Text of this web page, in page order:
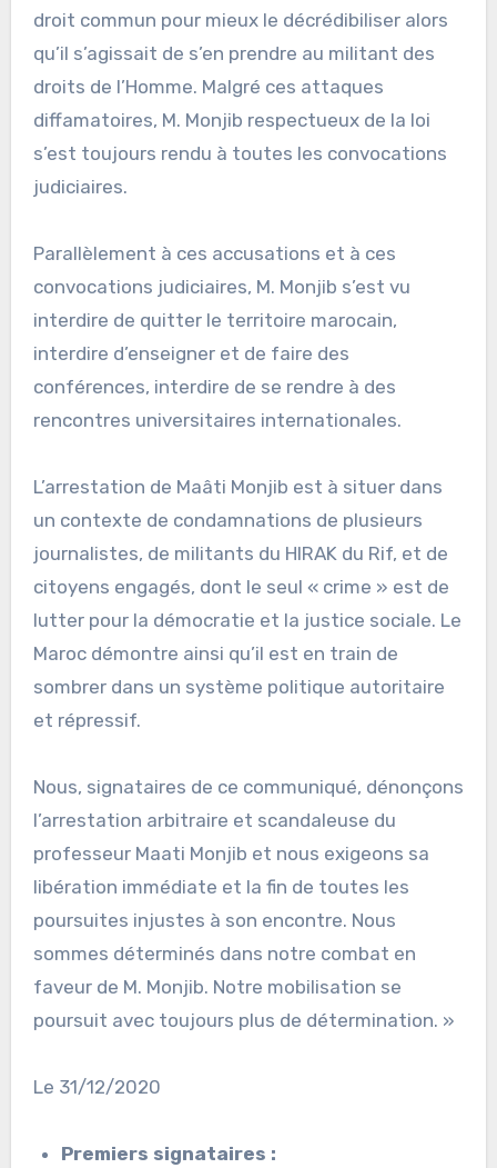
droit commun pour mieux le décrédibiliser alors
qu’il s’agissait de s’en prendre au militant des
droits de l’Homme. Malgré ces attaques
diffamatoires, M. Monjib respectueux de la loi
s’est toujours rendu à toutes les convocations
judiciaires.
Parallèlement à ces accusations et à ces
convocations judiciaires, M. Monjib s’est vu
interdire de quitter le territoire marocain,
interdire d’enseigner et de faire des
conférences, interdire de se rendre à des
rencontres universitaires internationales.
L’arrestation de Maâti Monjib est à situer dans
un contexte de condamnations de plusieurs
journalistes, de militants du HIRAK du Rif, et de
citoyens engagés, dont le seul « crime » est de
lutter pour la démocratie et la justice sociale. Le
Maroc démontre ainsi qu’il est en train de
sombrer dans un système politique autoritaire
et répressif.
Nous, signataires de ce communiqué, dénonçons
l’arrestation arbitraire et scandaleuse du
professeur Maati Monjib et nous exigeons sa
libération immédiate et la fin de toutes les
poursuites injustes à son encontre. Nous
sommes déterminés dans notre combat en
faveur de M. Monjib. Notre mobilisation se
poursuit avec toujours plus de détermination. »
Le 31/12/2020
Premiers signataires :